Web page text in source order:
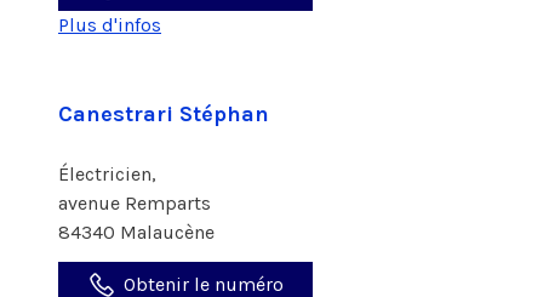
Plus d'infos
Canestrari Stéphan
Électricien,
avenue Remparts
84340 Malaucène
Obtenir le numéro